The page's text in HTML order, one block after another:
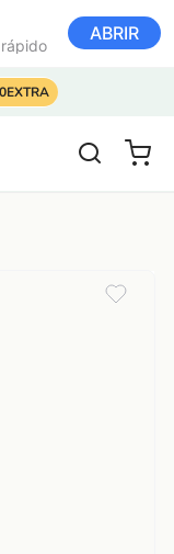
ABRIR
Carrito